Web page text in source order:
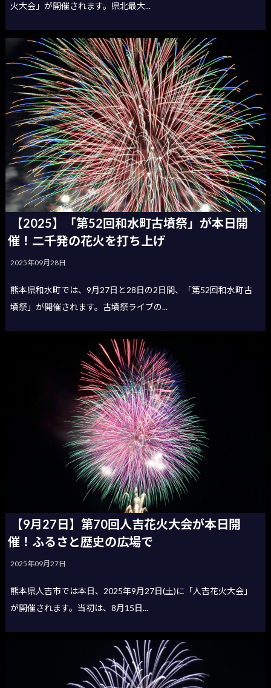
火大会」が開催されます。県北最大...
【2025】「第52回和水町古墳祭」が本日開
催！二千発の花火を打ち上げ
2025年09月28日
熊本県和水町では、9月27日と28日の2日間、「第52回和水町古
墳祭」が開催されます。古墳祭ライブの...
【9月27日】第70回人吉花火大会が本日開
催！ふるさと歴史の広場で
2025年09月27日
熊本県人吉市では本日、2025年9月27日(土)に「人吉花火大会」
が開催されます。当初は、8月15日...